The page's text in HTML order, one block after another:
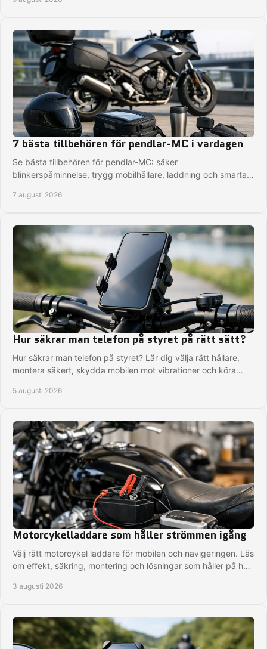
7 bästa tillbehören för pendlar-MC i vardagen
Se bästa tillbehören för pendlar-MC: säker
blinkerspåminnelse, trygg mobilhållare, laddning och smartare
7 augusti 2026
Hur säkrar man telefon på styret på rätt sätt?
Hur säkrar man telefon på styret? Lär dig välja rätt hållare,
montera säkert, skydda mobilen mot vibrationer och köra
5 augusti 2026
Motorcykelladdare som håller strömmen igång
Välj rätt motorcykel laddare för mobilen och navigeringen. Läs
om effekt, säkring, montering och lösningar som håller på hela
3 augusti 2026